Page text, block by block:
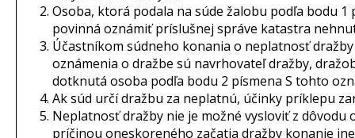
Osoba, ktorá podala na súde žalobu podľa bodu
povinná oznámiť príslušnej správe katastra
Účastníkom súdneho konania o neplatnosť
oznámenia o dražbe sú navrhovateľ dražby,
dotknutá osoba podľa bodu 2 písmena S tohto
Ak súd určí dražbu za neplatnú, účinky príklepu
Neplatnosť dražby nie je možné vysloviť z
príčinou oneskoreného začatia dražby konanie